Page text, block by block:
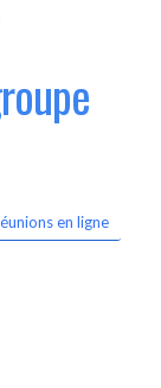
en ligne